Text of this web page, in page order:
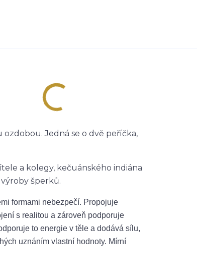
Jedná se o dvě peříčka,
a kolegy, kečuánského indiána
šperků.
formami nebezpečí. Propojuje
s realitou a zároveň podporuje
to energie v těle a dodává sílu,
uznáním vlastní hodnoty. Mírní